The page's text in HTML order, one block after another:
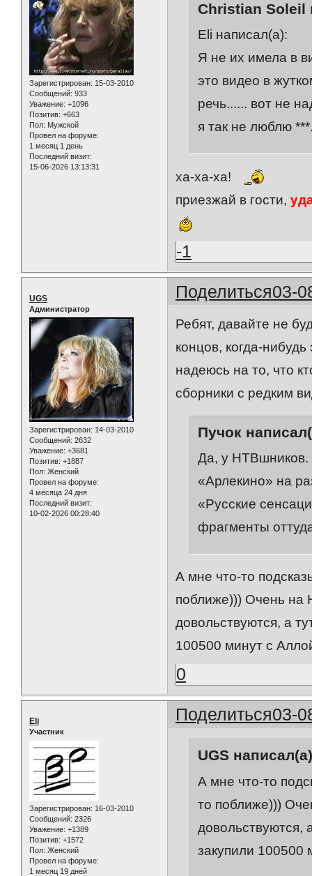
Зарегистрирован: 15-03-2010
Сообщений: 933
Уважение: +1096
Позитив: +663
Пол: Мужской
Провел на форуме:
1 месяц 1 день
Последний визит:
15-06-2026 13:13:31
Christian Soleil
Eli написал(а):
Я не их имела в
это видео в
речь...... вот не
я так не люблю
ха-ха-ха!
приезжай в гости,
-1
Поделиться03-
UGS
Администратор
Зарегистрирован: 14-03-2010
Сообщений: 2632
Уважение: +3681
Позитив: +1887
Пол: Женский
Провел на форуме:
4 месяца 24 дня
Последний визит:
10-02-2026 00:28:40
Ребят, давайте не
концов, когда-
надеюсь на то, что
сборники с редким
Пучок
Да, у НТВшников.
«Арлекино» на
«Русские
фрагменты
А мне что-то
поближе))) Очень на
довольствуются, а
100500 минут с
0
Поделиться03-
Eli
Участник
Зарегистрирован: 16-03-2010
Сообщений: 2326
Уважение: +1389
Позитив: +1572
Пол: Женский
Провел на форуме:
1 месяц 19 дней
UGS
А мне что-то
то поближе)))
довольствуются,
закупили 100500